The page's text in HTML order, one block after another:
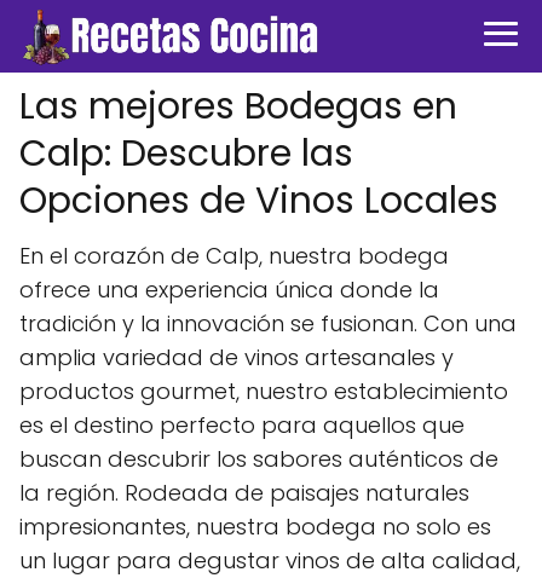
Las mejores Bodegas en
Calp: Descubre las
Opciones de Vinos Locales
En el corazón de Calp, nuestra bodega
ofrece una experiencia única donde la
tradición y la innovación se fusionan. Con una
amplia variedad de vinos artesanales y
productos gourmet, nuestro establecimiento
es el destino perfecto para aquellos que
buscan descubrir los sabores auténticos de
la región. Rodeada de paisajes naturales
impresionantes, nuestra bodega no solo es
un lugar para degustar vinos de alta calidad,